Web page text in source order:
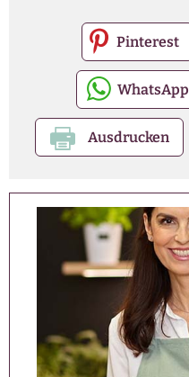
Pinterest
WhatsApp
Ausdrucken